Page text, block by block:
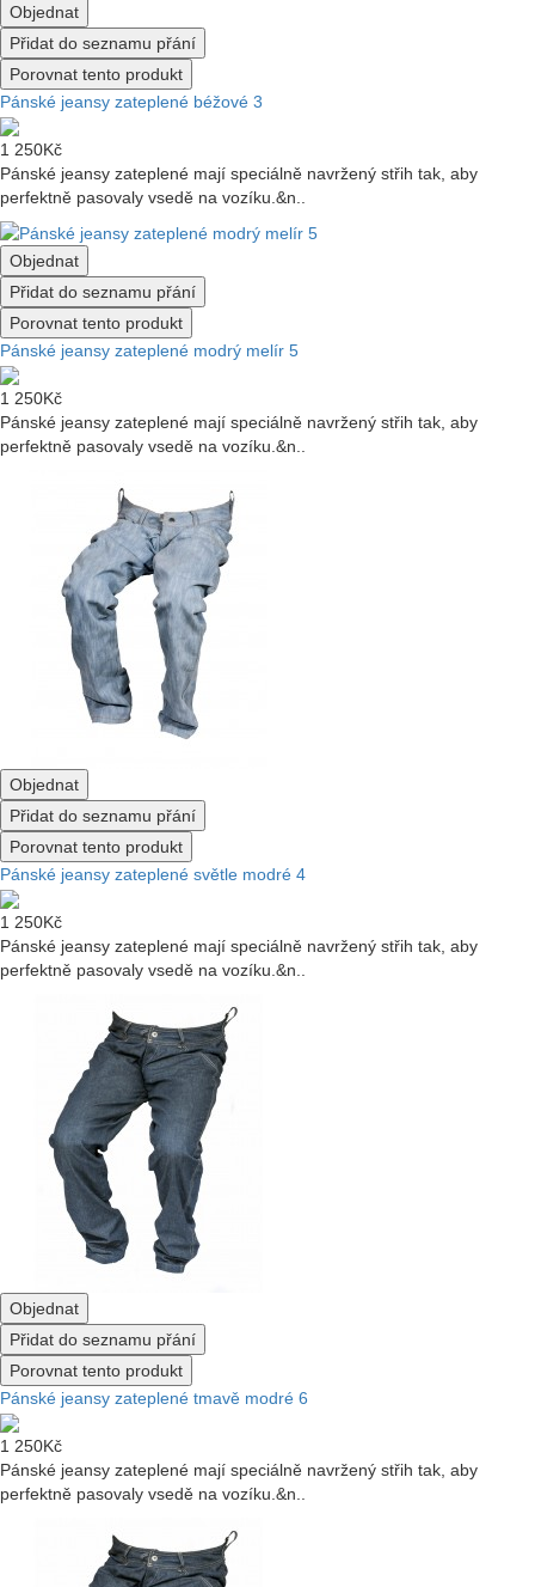
Objednat
Přidat do seznamu přání
Porovnat tento produkt
Pánské jeansy zateplené béžové 3
1 250Kč
Pánské jeansy zateplené mají speciálně navržený střih tak, aby
perfektně pasovaly vsedě na vozíku.&n..
Objednat
Přidat do seznamu přání
Porovnat tento produkt
Pánské jeansy zateplené modrý melír 5
1 250Kč
Pánské jeansy zateplené mají speciálně navržený střih tak, aby
perfektně pasovaly vsedě na vozíku.&n..
Objednat
Přidat do seznamu přání
Porovnat tento produkt
Pánské jeansy zateplené světle modré 4
1 250Kč
Pánské jeansy zateplené mají speciálně navržený střih tak, aby
perfektně pasovaly vsedě na vozíku.&n..
Objednat
Přidat do seznamu přání
Porovnat tento produkt
Pánské jeansy zateplené tmavě modré 6
1 250Kč
Pánské jeansy zateplené mají speciálně navržený střih tak, aby
perfektně pasovaly vsedě na vozíku.&n..